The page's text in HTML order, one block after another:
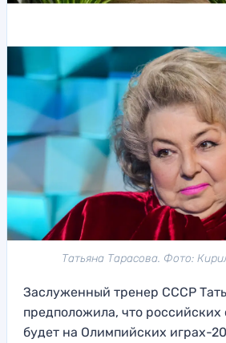
Татьяна Тарасова. Фото:
Заслуженный тренер СССР
предположила, что российских
будет на Олимпийских играх-